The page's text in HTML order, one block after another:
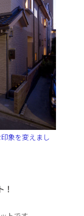
象を変えまし